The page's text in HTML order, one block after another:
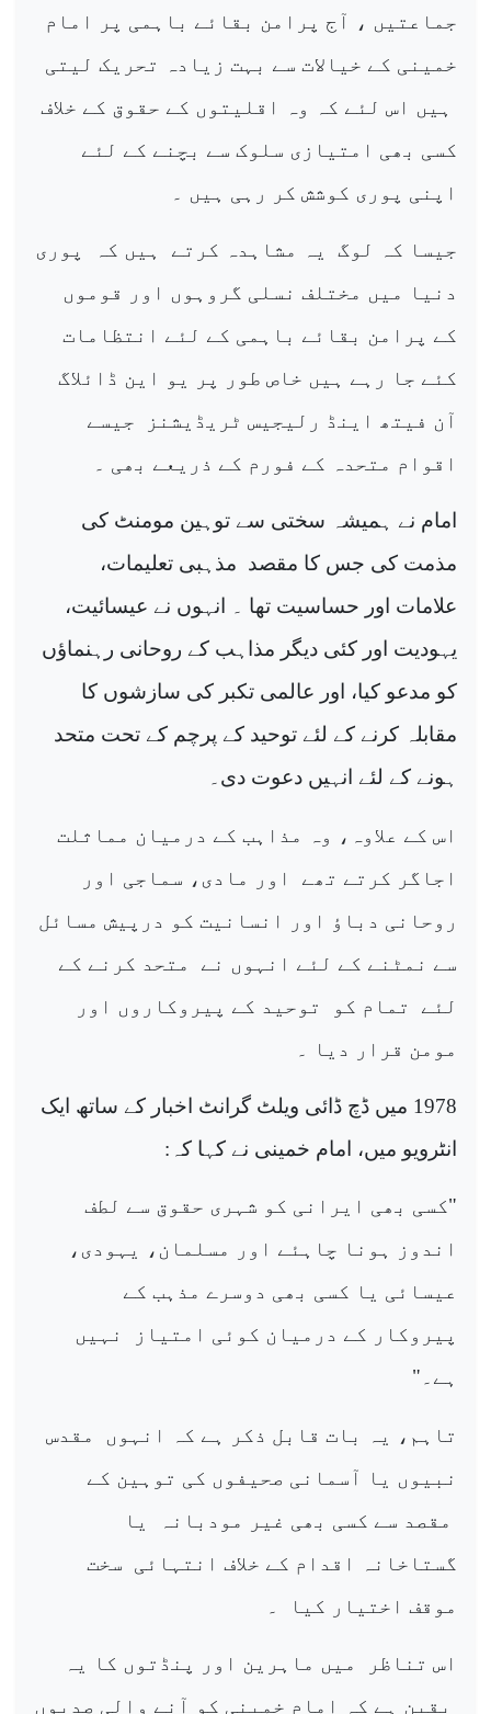
جماعتیں ، آج پرامن بقائے باہمی پر امام
خمینی کے خیالات سے بہت زیادہ تحریک لیتی
ہیں اس لئے کہ وہ اقلیتوں کے حقوق کے خلاف
کسی بھی امتیازی سلوک سے بچنے کے لئے
اپنی پوری کوشش کر رہی ہیں ۔
جیسا کہ لوگ یہ مشاہدہ کرتے ہیں کہ
پوری
دنیا میں مختلف نسلی گروہوں اور قوموں
کے پرامن بقائے باہمی کے لئے انتظامات
کئے جا رہے ہیں خاص طور پر یو این ڈائلاگ
آن فیتھ اینڈ رلیجیس ٹریڈیشنز
جیسے
اقوام متحدہ کے فورم کے ذریعے بھی ۔
امام نے ہمیشہ سختی سے توہین مومنٹ کی
مذمت کی جس کا مقصد مذہبی تعلیمات،
علامات اور حساسیت تھا ۔ انہوں نے عیسائیت،
یہودیت اور کئی دیگر مذاہب کے روحانی رہنماؤں
کو مدعو کیا، اور عالمی تکبر کی سازشوں کا
مقابلہ کرنے کے لئے توحید کے پرچم کے تحت متحد
ہونے کے لئے انہیں دعوت دی۔
اس کے علاوہ، وہ مذاہب کے درمیان مماثلت
اجاگر کرتے تھے
اور مادی، سماجی اور
روحانی دباؤ اور انسانیت کو درپیش مسائل
سے نمٹنے کے لئے انہوں نے
متحد کرنے کے
لئے
تمام کو
توحید کے پیروکاروں اور
مومن قرار دیا ۔
1978 میں ڈچ ڈائی ویلٹ گرانٹ اخبار کے ساتھ ایک
انٹرویو میں، امام خمینی نے کہا کہ:
"کسی بھی ایرانی کو شہری حقوق سے لطف
اندوز ہونا چاہئے اور مسلمان، یہودی،
عیسائی یا کسی بھی دوسرے مذہب کے
پیروکار کے درمیان کوئی امتیاز
نہیں
ہے۔"
تاہم، یہ بات قابل ذکر ہے کہ انہوں
مقدس
نبیوں یا آسمانی صحیفوں کی توہین کے
مقصد سے کسی بھی غیر مودبانہ
یا
گستاخانہ اقدام کے خلاف انتہائی سخت
موقف اختیار کیا
۔
اس تناظر
میں ماہرین اور پنڈتوں کا یہ
یقین ہے کہ امام خمینی کو آنے والی صدیوں